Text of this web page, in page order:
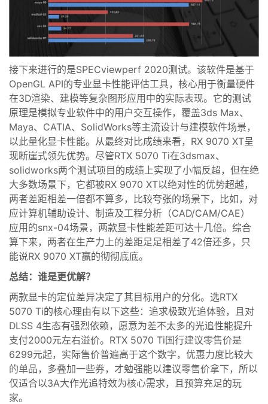
接下来进行的是SPECviewperf 2020测试。该软件是基于
OpenGL API的专业显卡性能评估工具，核心用于衡量硬件
在3D渲染、建模等复杂图形应用中的实际表现。它的测试
原理是模拟专业软件中的用户交互操作，覆盖3ds Max、
Maya、CATIA、SolidWorks等主流设计与建模软件场景，
以此量化显卡性能。从最终对比成绩来看，RX 9070 XT呈
现断崖式领先优势。尽管RTX 5070 Ti在3dsmax、
solidworks两个测试项目的成绩上实现了小幅反超，但在绝
大多数场景下，它都被RX 9070 XT以绝对性的优势超越，
两者差距相差一倍都不算多，比较夸张的场景下，比如，对
应计算机辅助设计、制造及工程分析（CAD/CAM/CAE）
应用的snx-04场景，两款显卡性能差距可达十几倍。综合
算下来，两者在生产力上的差距足足相差了42倍还多，只
能说RX 9070 XT赢的彻彻底底。
总结：谁是更优解？
两款显卡的定位差异决定了其目标用户的分化。选RTX
5070 Ti的核心理由有以下这些：追求极致光追体验，且对
DLSS 4生态有强烈依赖，愿意为差不太多的光追性能提升
支付2000元左右溢价。RTX 5070 Ti国行建议零售价是
6299元起，实际售价普遍高于这个数字，优惠力度比较大
的单品，多叠加一些券，才勉强能以建议零售价拿下，所以
仅适合以3A大作光追特效为核心需求，且预算充足的玩
家。